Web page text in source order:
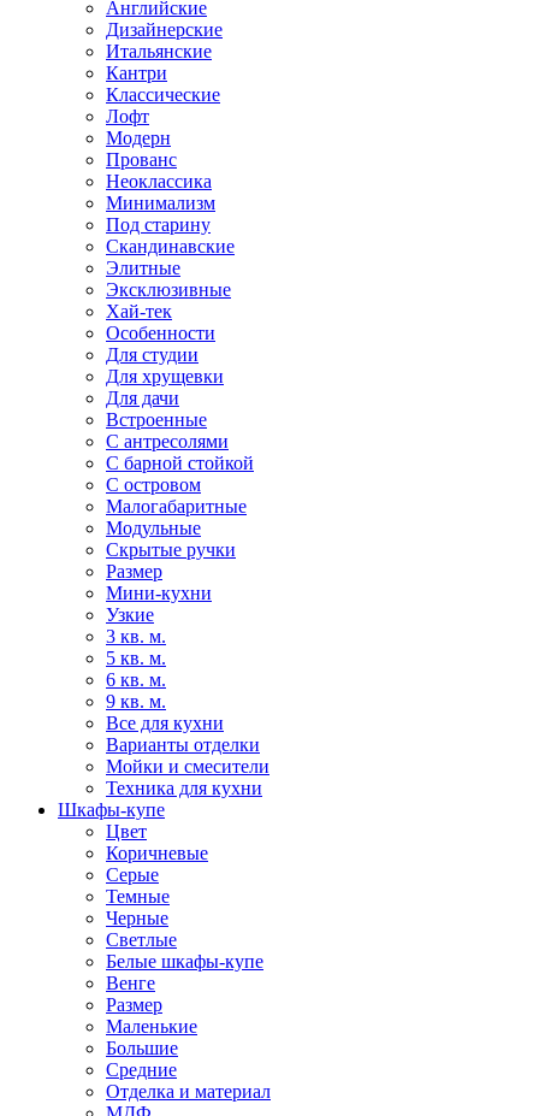
Английские
Дизайнерские
Итальянские
Кантри
Классические
Лофт
Модерн
Прованс
Неоклассика
Минимализм
Под старину
Скандинавские
Элитные
Эксклюзивные
Хай-тек
Особенности
Для студии
Для хрущевки
Для дачи
Встроенные
С антресолями
С барной стойкой
С островом
Малогабаритные
Модульные
Скрытые ручки
Размер
Мини-кухни
Узкие
3 кв. м.
5 кв. м.
6 кв. м.
9 кв. м.
Все для кухни
Варианты отделки
Мойки и смесители
Техника для кухни
Шкафы-купе
Цвет
Коричневые
Серые
Темные
Черные
Светлые
Белые шкафы-купе
Венге
Размер
Маленькие
Большие
Средние
Отделка и материал